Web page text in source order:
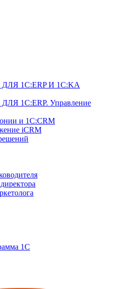
1C:ERP И 1C:KA
1C:ERP. Управление
и 1C:CRM
iCRM
1С